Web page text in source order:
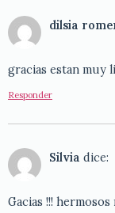
dilsia
gracias estan muy
Responder
Silvia dice:
Gacias !!! hermosos